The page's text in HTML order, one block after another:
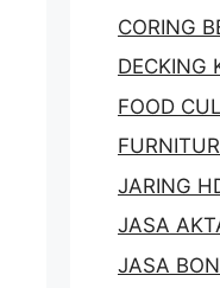
CORING
DECKING
FOOD
JARING
JASA
JASA